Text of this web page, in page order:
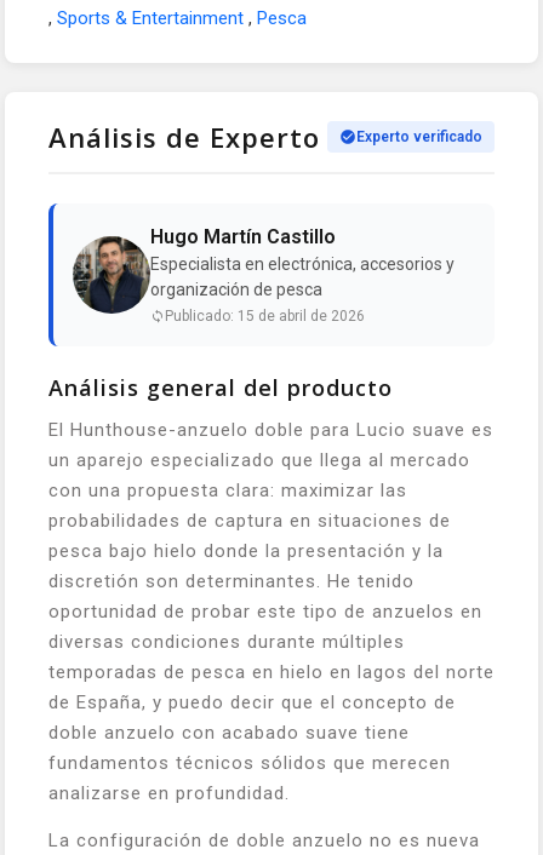
, Sports & Entertainment , Pesca
Análisis de Experto Experto verificado
Hugo Martín Castillo
Especialista en electrónica, accesorios y
organización de pesca
Publicado: 15 de abril de 2026
Análisis general del producto
El Hunthouse-anzuelo doble para Lucio suave es
un aparejo especializado que llega al mercado
con una propuesta clara: maximizar las
probabilidades de captura en situaciones de
pesca bajo hielo donde la presentación y la
discretión son determinantes. He tenido
oportunidad de probar este tipo de anzuelos en
diversas condiciones durante múltiples
temporadas de pesca en hielo en lagos del norte
de España, y puedo decir que el concepto de
doble anzuelo con acabado suave tiene
fundamentos técnicos sólidos que merecen
analizarse en profundidad.
La configuración de doble anzuelo no es nueva